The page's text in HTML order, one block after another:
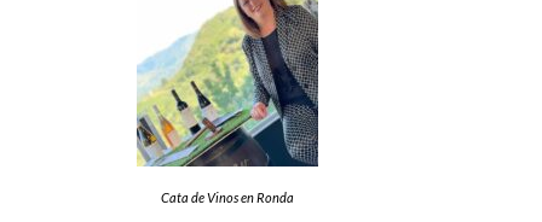
Cata de Vinos en Ronda